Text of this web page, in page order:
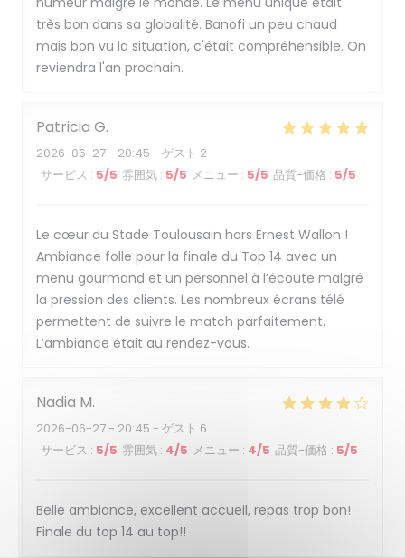
très bon dans sa globalité. Banofi un peu chaud
mais bon vu la situation, c'était compréhensible. On
reviendra l'an prochain.
Patricia G
2026-06-27 - 20:45 - ゲスト 2
サービス : 5/5 雰囲気 : 5/5 メニュー : 5/5 品質-価格 : 5/5
Le cœur du Stade Toulousain hors Ernest Wallon !
Ambiance folle pour la finale du Top 14 avec un
menu gourmand et un personnel à l’écoute malgré
la pression des clients. Les nombreux écrans télé
permettent de suivre le match parfaitement.
L’ambiance était au rendez-vous.
Nadia M
2026-06-27 - 20:45 - ゲスト 6
サービス : 5/5 雰囲気 : 4/5 メニュー : 4/5 品質-価格 : 5/5
Belle ambiance, excellent accueil, repas trop bon!
Finale du top 14 au top!!